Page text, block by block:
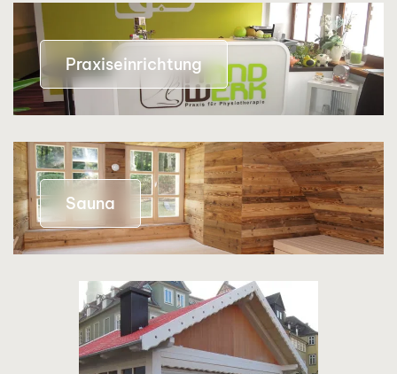
Praxiseinrichtung
Sauna